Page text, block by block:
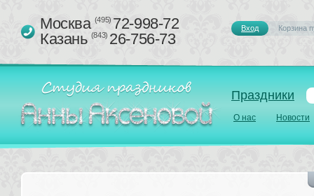
Праздники
О нас Новости
Москва (495)72-998-72
Казань (843)26-756-73
Вход Корзина